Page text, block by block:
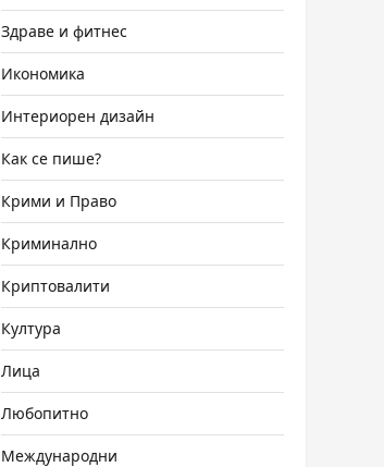
Здраве и фитнес
Икономика
Интериорен дизайн
Как се пише?
Крими и Право
Криминално
Криптовалити
Култура
Лица
Любопитно
Международни